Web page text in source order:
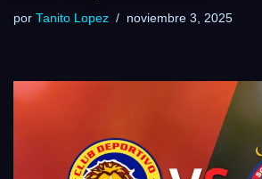
por Tanito Lopez noviembre 3, 2025